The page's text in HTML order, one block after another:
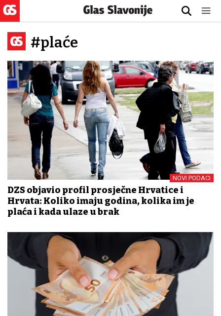
#plaće
NOVI PODACI
DZS objavio profil prosječne Hrvatice i
Hrvata: Koliko imaju godina, kolika im je
plaća i kada ulaze u brak